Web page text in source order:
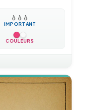
💧 💧 💧
IMPORTANT
COULEURS